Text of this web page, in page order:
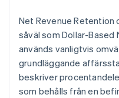
Net Revenue Retention
såväl som Dollar-Based
används vanligtvis
grundläggande
beskriver
som behålls från en